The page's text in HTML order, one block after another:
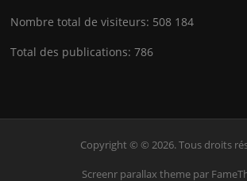
Nombre total de visiteurs: 508 184
Total des publications:786
Copyright © © 2026. Tous droits
Screenr parallax themepar